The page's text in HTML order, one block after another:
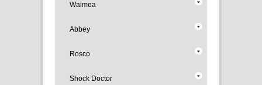
Waimea
Abbey
Rosco
Shock Doctor